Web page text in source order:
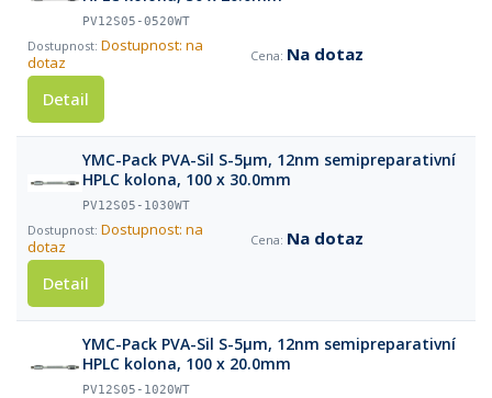
PV12S05-0520WT
Dostupnost: na
dotaz
Na dotaz
Detail
YMC-Pack PVA-Sil S-5µm, 12nm semipreparativní
HPLC kolona, 100 x 30.0mm
PV12S05-1030WT
Dostupnost: na
dotaz
Na dotaz
Detail
YMC-Pack PVA-Sil S-5µm, 12nm semipreparativní
HPLC kolona, 100 x 20.0mm
PV12S05-1020WT